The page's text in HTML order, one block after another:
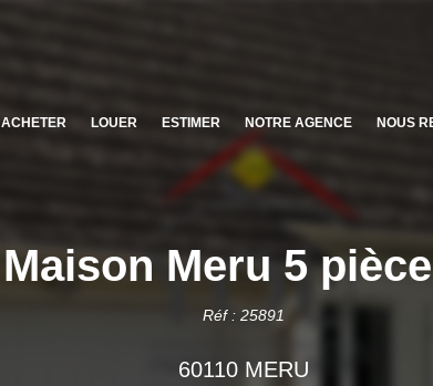
ACHETER LOUER ESTIMER NOTRE AGENCE NOUS
Maison Meru 5
Réf : 25891
60110 MERU